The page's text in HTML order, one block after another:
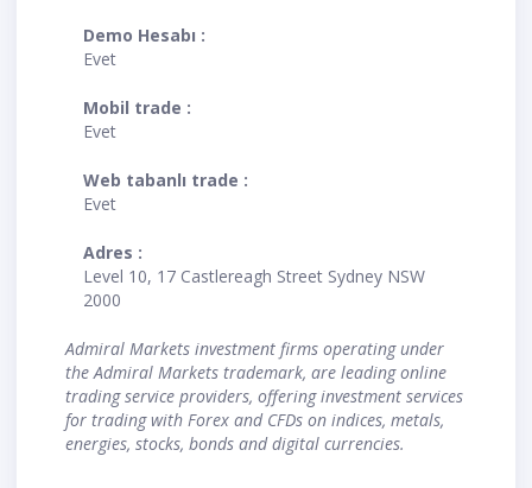
Demo Hesabı :
Evet
Mobil trade :
Evet
Web tabanlı trade :
Evet
Adres :
Level 10, 17 Castlereagh Street Sydney NSW
2000
Admiral Markets investment firms operating under
the Admiral Markets trademark, are leading online
trading service providers, offering investment services
for trading with Forex and CFDs on indices, metals,
energies, stocks, bonds and digital currencies.